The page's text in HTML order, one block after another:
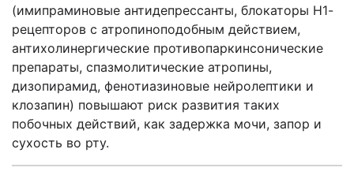
(имипраминовые антидепрессанты, блокаторы Н1-
рецепторов с атропиноподобным действием,
антихолинергические противопаркинсонические
препараты, спазмолитические атропины,
дизопирамид, фенотиазиновые нейролептики и
клозапин) повышают риск развития таких
побочных действий, как задержка мочи, запор и
сухость во рту.